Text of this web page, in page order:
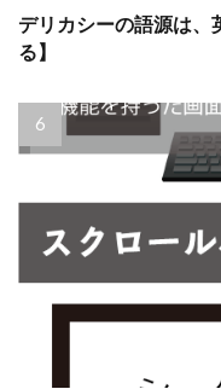
デリカシーの語源は
る】